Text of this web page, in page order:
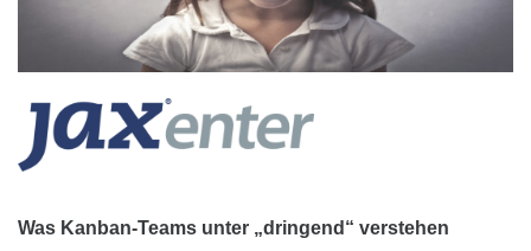
Was Kanban-Teams unter „dringend“ verstehen